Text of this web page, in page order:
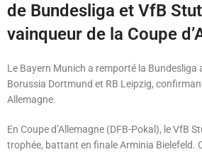
de Bundesliga et VfB
vainqueur de la Coupe
Le Bayern Munich a remporté la Bundesliga
Borussia Dortmund et RB Leipzig,
Allemagne.
En Coupe d’Allemagne (DFB-Pokal), le VfB
trophée, battant en finale Arminia Bielefeld.